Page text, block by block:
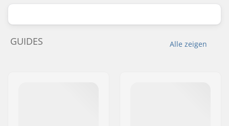
Alle zeigen
GUIDES